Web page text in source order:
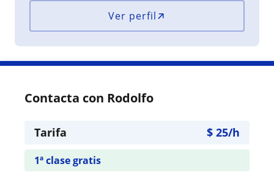
Ver perfil
Contacta con Rodolfo
Tarifa $ 25/h
1ª clase gratis